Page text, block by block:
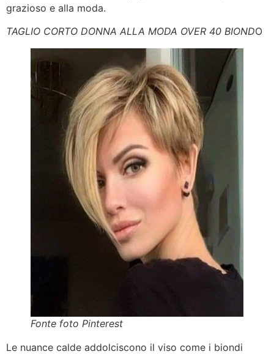
grazioso e alla moda.
TAGLIO CORTO DONNA ALLA MODA OVER 40 BIONDO
Fonte foto Pinterest
Le nuance calde addolciscono il viso come i biondi